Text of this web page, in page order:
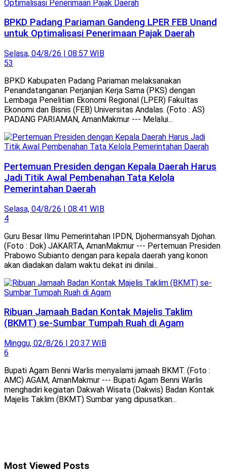
BPKD Padang Pariaman Gandeng LPER FEB Unand
untuk Optimalisasi Penerimaan Pajak Daerah
Selasa, 04/8/26 | 08:57 WIB
53
BPKD Kabupaten Padang Pariaman melaksanakan
Penandatanganan Perjanjian Kerja Sama (PKS) dengan
Lembaga Penelitian Ekonomi Regional (LPER) Fakultas
Ekonomi dan Bisnis (FEB) Universitas Andalas. (Foto : AS)
PADANG PARIAMAN, AmanMakmur --- Melalui...
Pertemuan Presiden dengan Kepala Daerah Harus
Jadi Titik Awal Pembenahan Tata Kelola
Pemerintahan Daerah
Selasa, 04/8/26 | 08:41 WIB
4
Guru Besar Ilmu Pemerintahan IPDN, Djohermansyah Djohan.
(Foto : Dok) JAKARTA, AmanMakmur --- Pertemuan Presiden
Prabowo Subianto dengan para kepala daerah yang konon
akan diadakan dalam waktu dekat ini dinilai...
Ribuan Jamaah Badan Kontak Majelis Taklim
(BKMT) se-Sumbar Tumpah Ruah di Agam
Minggu, 02/8/26 | 20:37 WIB
6
Bupati Agam Benni Warlis menyalami jamaah BKMT. (Foto :
AMC) AGAM, AmanMakmur --- Bupati Agam Benni Warlis
menghadiri kegiatan Dakwah Wisata (Dakwis) Badan Kontak
Majelis Taklim (BKMT) Sumbar yang dipusatkan...
Most Viewed Posts